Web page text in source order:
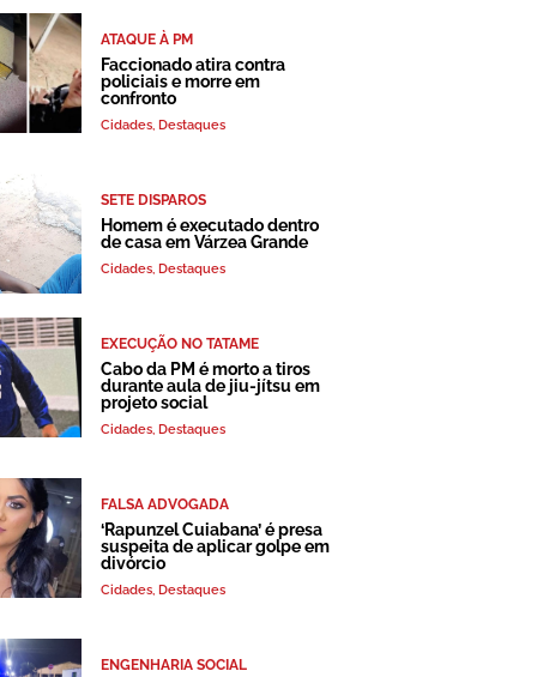
ATAQUE À PM
Faccionado atira contra
policiais e morre em
confronto
Cidades, Destaques
SETE DISPAROS
Homem é executado dentro
de casa em Várzea Grande
Cidades, Destaques
EXECUÇÃO NO TATAME
Cabo da PM é morto a tiros
durante aula de jiu-jítsu em
projeto social
Cidades, Destaques
FALSA ADVOGADA
‘Rapunzel Cuiabana’ é presa
suspeita de aplicar golpe em
divórcio
Cidades, Destaques
ENGENHARIA SOCIAL